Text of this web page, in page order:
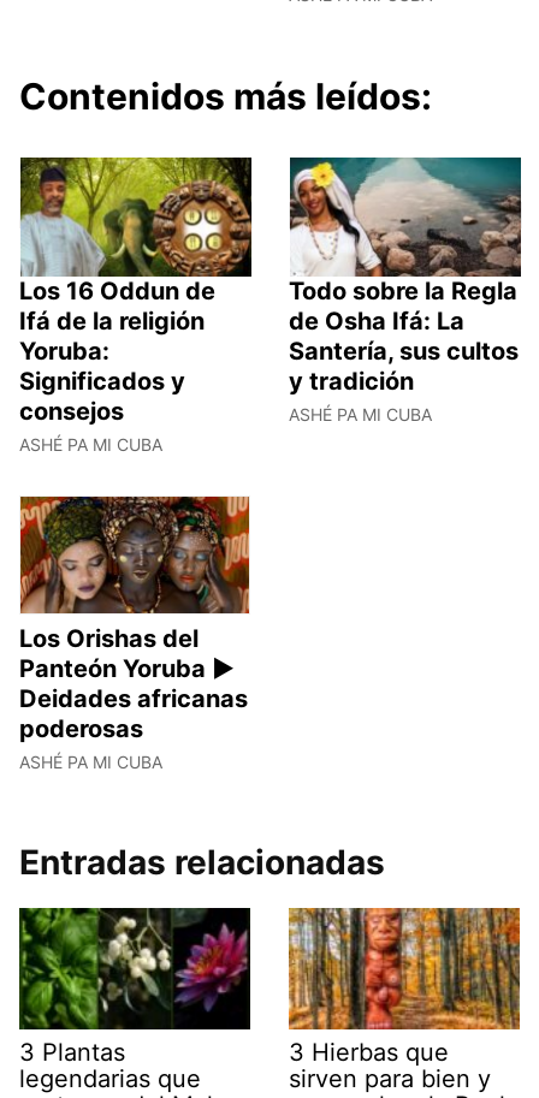
Contenidos más leídos:
Los 16 Oddun de
Ifá de la religión
Yoruba:
Significados y
consejos
ASHÉ PA MI CUBA
Todo sobre la Regla
de Osha Ifá: La
Santería, sus cultos
y tradición
ASHÉ PA MI CUBA
Los Orishas del
Panteón Yoruba ►
Deidades africanas
poderosas
ASHÉ PA MI CUBA
Entradas relacionadas
3 Plantas
legendarias que
3 Hierbas que
sirven para bien y